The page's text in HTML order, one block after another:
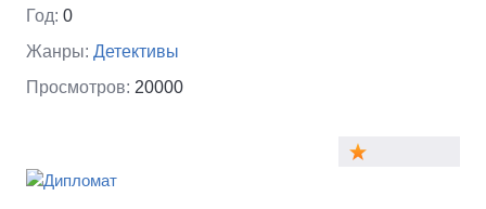
Год: 0
Жанры: Детективы
Просмотров: 20000